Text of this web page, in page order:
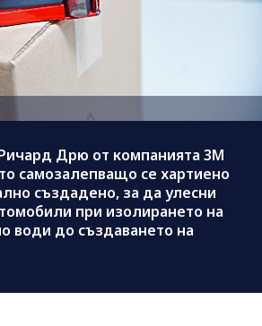
Дрю от компанията 3M
самозалепващо се хартиено
създадено, за да улесни
при изолирането на
води до създаването на